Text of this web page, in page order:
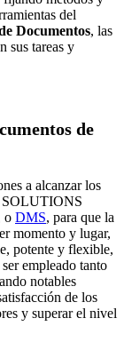
del
Documentos, las
sus tareas y
de
a alcanzar los
SOLUTIONS
o DMS, para que la
momento y lugar,
potente y flexible,
empleado tanto
notables
de los
y superar el nivel